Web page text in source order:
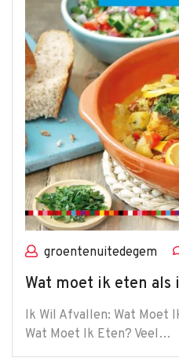
groentenuitedegem
Wat moet ik eten
Ik Wil Afvallen: Wat Moet
Wat Moet Ik Eten? Veel…